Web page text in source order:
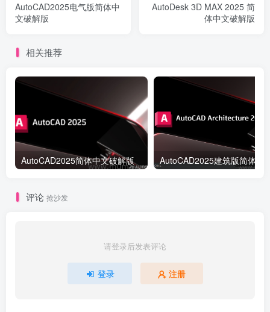
AutoCAD2025电气版简体中
文破解版
AutoDesk 3D MAX 2025 简
体中文破解版
相关推荐
AutoCAD2025简体中文破解版
评论 抢沙发
请登录后发表评论
登录 注册